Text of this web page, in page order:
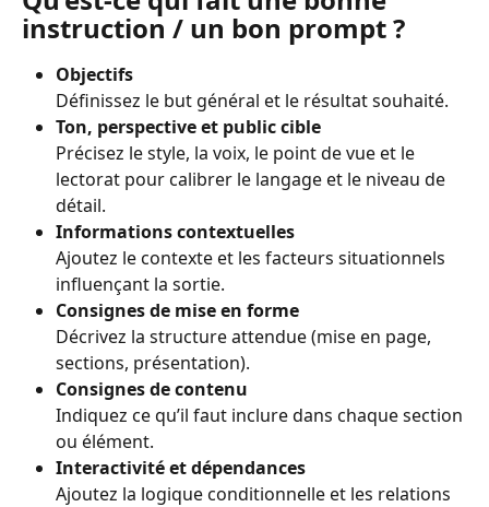
instruction / un bon prompt ?
Objectifs
Définissez le but général et le résultat souhaité.
Ton, perspective et public cible
Précisez le style, la voix, le point de vue et le
lectorat pour calibrer le langage et le niveau de
détail.
Informations contextuelles
Ajoutez le contexte et les facteurs situationnels
influençant la sortie.
Consignes de mise en forme
Décrivez la structure attendue (mise en page,
sections, présentation).
Consignes de contenu
Indiquez ce qu’il faut inclure dans chaque section
ou élément.
Interactivité et dépendances
Ajoutez la logique conditionnelle et les relations